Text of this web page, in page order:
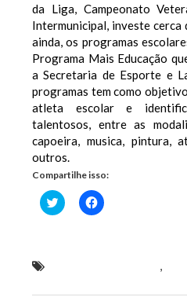
da Liga, Campeonato
Intermunicipal, investe cerca
ainda, os programas
Programa Mais Educação
a Secretaria de Esporte e
programas tem como
atleta escolar e
talentosos, entre as
capoeira, musica, pintura,
outros.
Compartilhe isso:
Clique
para
Clique
para
,